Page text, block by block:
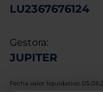
LU2367676124
Gestora:
JUPITER
Fecha valor liquidativo: